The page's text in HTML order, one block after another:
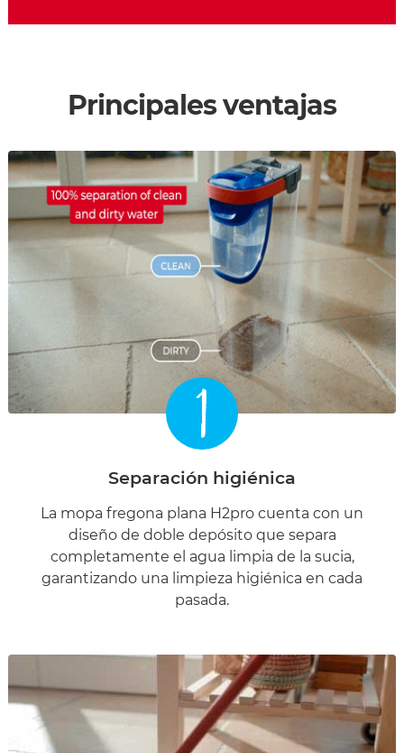
Principales ventajas
1
Separación higiénica
La mopa fregona plana H2pro cuenta con un
diseño de doble depósito que separa
completamente el agua limpia de la sucia,
garantizando una limpieza higiénica en cada
pasada.